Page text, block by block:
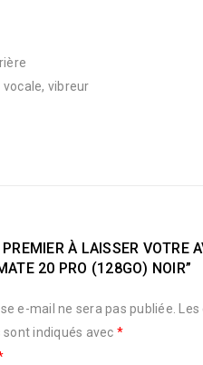
vibreur
À LAISSER VOTRE
20 PRO (128GO) NOIR”
e-mail ne sera pas publiée.
indiqués avec *